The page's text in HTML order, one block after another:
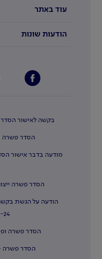
עוד באתר
הודעות שונות
בקשה לאישור הסדר פשרה
הסדר פשרה בת"צ
מודעה בדבר אישור
הסדר פשרה
הודעה על הגשת
24
הסדר פשרה
הסדר פשרה - ת"צ